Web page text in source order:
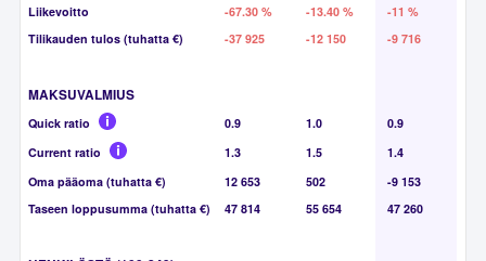
Liikevoitto
-67.30 % -13.40 %
-11 %
Tilikauden tulos (tuhatta €)
-37 925 -12 150 -9 716
MAKSUVALMIUS
Quick ratio 0.9 1.0
0.9
Current ratio
1.3 1.5
1.4
Oma pääoma (tuhatta €)
12 653 502
-9 153
Taseen loppusumma (tuhatta €)
47 814 55 654 47 260